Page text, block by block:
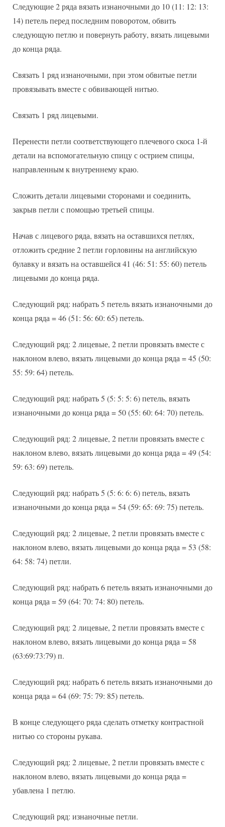
Следующие 2 ряда вязать изнаночными до 10 (11: 12: 13:
14) петель перед последним поворотом, обвить
следующую петлю и повернуть работу, вязать лицевыми
до конца ряда.
Связать 1 ряд изнаночными, при этом обвитые петли
провязывать вместе с обвивающей нитью.
Связать 1 ряд лицевыми.
Перенести петли соответствующего плечевого скоса 1-й
детали на вспомогательную спицу с острием спицы,
направленным к внутреннему краю.
Сложить детали лицевыми сторонами и соединить,
закрыв петли с помощью третьей спицы.
Начав с лицевого ряда, вязать на оставшихся петлях,
отложить средние 2 петли горловины на английскую
булавку и вязать на оставшейся 41 (46: 51: 55: 60) петель
лицевыми до конца ряда.
Следующий ряд: набрать 5 петель вязать изнаночными до
конца ряда = 46 (51: 56: 60: 65) петель.
Следующий ряд: 2 лицевые, 2 петли провязать вместе с
наклоном влево, вязать лицевыми до конца ряда = 45 (50:
55: 59: 64) петель.
Следующий ряд: набрать 5 (5: 5: 5: 6) петель, вязать
изнаночными до конца ряда = 50 (55: 60: 64: 70) петель.
Следующий ряд: 2 лицевые, 2 петли провязать вместе с
наклоном влево, вязать лицевыми до конца ряда = 49 (54:
59: 63: 69) петель.
Следующий ряд: набрать 5 (5: 6: 6: 6) петель, вязать
изнаночными до конца ряда = 54 (59: 65: 69: 75) петель.
Следующий ряд: 2 лицевые, 2 петли провязать вместе с
наклоном влево, вязать лицевыми до конца ряда = 53 (58:
64: 58: 74) петли.
Следующий ряд: набрать 6 петель вязать изнаночными до
конца ряда = 59 (64: 70: 74: 80) петель.
Следующий ряд: 2 лицевые, 2 петли провязать вместе с
наклоном влево, вязать лицевыми до конца ряда = 58
(63:69:73:79) п.
Следующий ряд: набрать 6 петель вязать изнаночными до
конца ряда = 64 (69: 75: 79: 85) петель.
В конце следующего ряда сделать отметку контрастной
нитью со стороны рукава.
Следующий ряд: 2 лицевые, 2 петли провязать вместе с
наклоном влево, вязать лицевыми до конца ряда =
убавлена 1 петлю.
Следующий ряд: изнаночные петли.